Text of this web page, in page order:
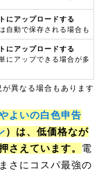
にアップロードする
自動で保存される場合も
にアップロードする
にアップできる場合が多
異なる場合もあります
よいの白色申告
）は、低価格なが
さえています。 電
さにコスパ最強の